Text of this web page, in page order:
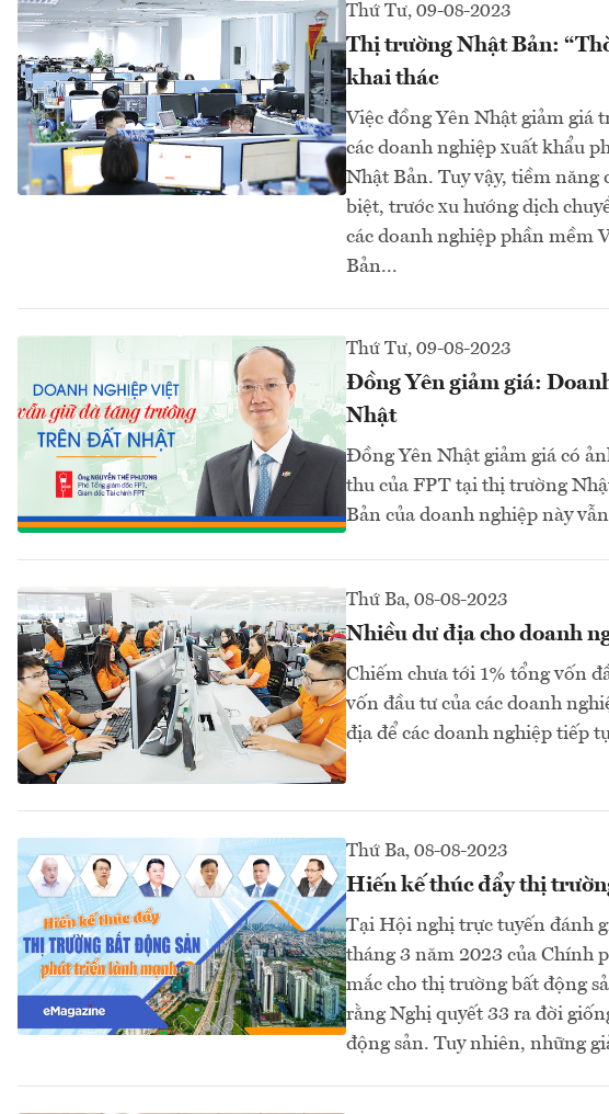
Thứ Tư, 09-08-2023
Thị trường Nhật Bản:
khai thác
Việc đồng Yên Nhật giảm giá
các doanh nghiệp xuất khẩu
Nhật Bản. Tuy vậy, tiềm
biệt, trước xu hướng dịch
các doanh nghiệp phần mềm
Bản...
Thứ Tư, 09-08-2023
Đồng Yên giảm giá:
Nhật
Đồng Yên Nhật giảm giá có
thu của FPT tại thị trường
Bản của doanh nghiệp này
Thứ Ba, 08-08-2023
Nhiều dư địa cho doanh
Chiếm chưa tới 1% tổng vốn
vốn đầu tư của các doanh
địa để các doanh nghiệp tiếp
Thứ Ba, 08-08-2023
Hiến kế thúc đẩy thị
Tại Hội nghị trực tuyến đánh
tháng 3 năm 2023 của Chính
mắc cho thị trường bất động
rằng Nghị quyết 33 ra đời
động sản. Tuy nhiên, những